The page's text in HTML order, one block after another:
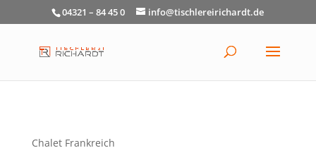
04321 – 84 45 0 info@tischlereirichardt.de
Chalet Frankreich